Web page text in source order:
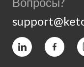
Vimeo Facebook